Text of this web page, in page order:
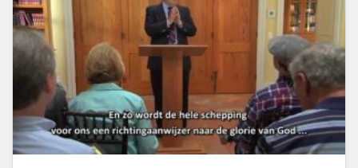
behandelen, als Hij er niet was. En wat betekent dat?